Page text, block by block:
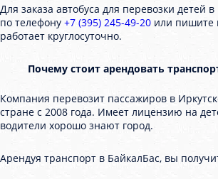
Для заказа автобуса для перевозки детей
по телефону +7 (395) 245-49-20 или пишите
работает круглосуточно.
Почему стоит арендовать
Компания перевозит пассажиров в
стране с 2008 года. Имеет лицензию на
водители хорошо знают город.
Арендуя транспорт в БайкалБас, вы